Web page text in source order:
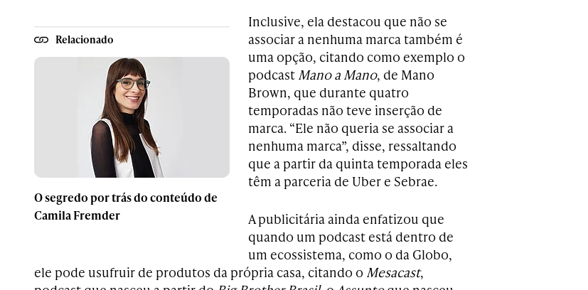
Relacionado
O segredo por trás do conteúdo de
Camila Fremder
Inclusive, ela destacou que não se
associar a nenhuma marca também é
uma opção, citando como exemplo o
podcast Mano a Mano, de Mano
Brown, que durante quatro
temporadas não teve inserção de
marca. “Ele não queria se associar a
nenhuma marca”, disse, ressaltando
que a partir da quinta temporada eles
têm a parceria de Uber e Sebrae.
A publicitária ainda enfatizou que
quando um podcast está dentro de
um ecossistema, como o da Globo,
ele pode usufruir de produtos da própria casa, citando o Mesacast,